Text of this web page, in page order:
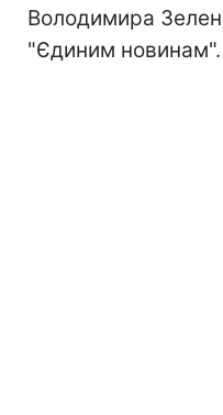
Володимира
"Єдиним новинам".